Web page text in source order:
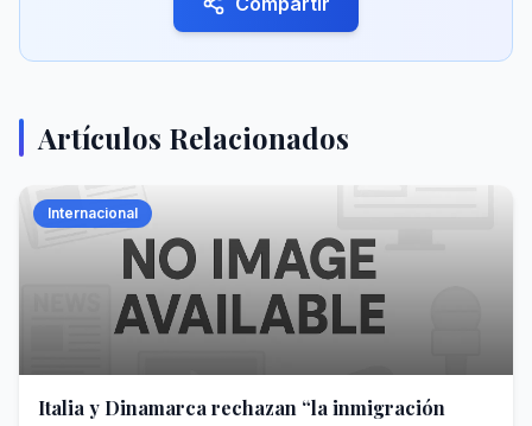
Artículos Relacionados
Internacional
Italia y Dinamarca rechazan “la inmigración